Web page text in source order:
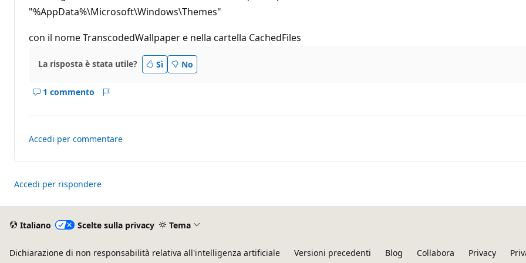
a
o
"%AppData%\Microsoft\Windows\Themes"
con il nome TranscodedWallpaper e nella cartella CachedFiles
La risposta è stata utile? Sì No
1 commento
Mostra
risposta
Accedi per commentare
Accedi per rispondere
Italiano Scelte sulla privacy Tema
Dichiarazione di non responsabilità relativa all'intelligenza artificiale Versioni precedenti Blog Collabora Privacy